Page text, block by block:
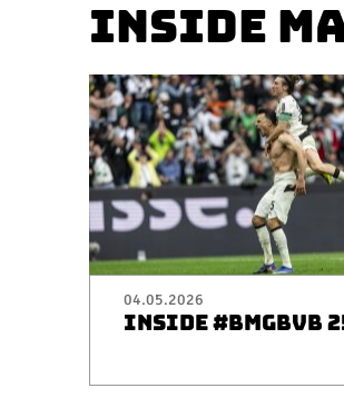
INSIDE
04.05.2026
INSIDE #BMGBVB